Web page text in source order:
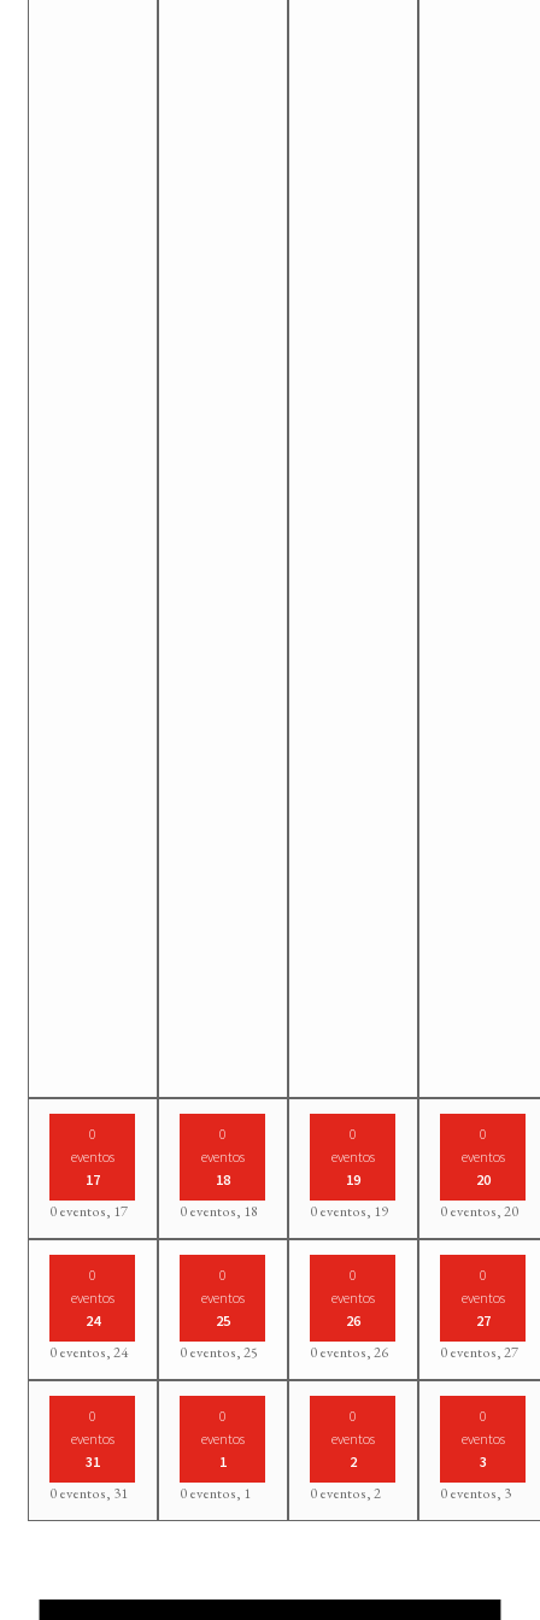
0
eventos
17
0 eventos, 17
0
eventos
18
0 eventos, 18
0
eventos
19
0 eventos, 19
0
eventos
20
0 eventos,20
0
eventos
24
0 eventos,24
0
eventos
25
0 eventos,25
0
eventos
26
0 eventos,26
0
eventos
27
0 eventos,27
0
eventos
31
0 eventos, 31
0
eventos
1
0 eventos, 1
0
eventos
2
0 eventos,2
0
eventos
3
0 eventos, 3